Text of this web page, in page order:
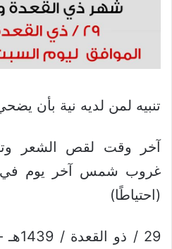
تنبيه لمن لديه نية بأن
آخر وقت لقص الشعر
غروب شمس آخر يوم في
(احتياطًا)
29 /